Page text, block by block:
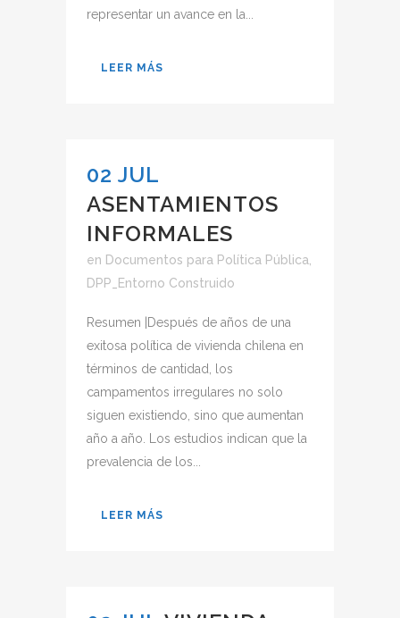
representar un avance en la...
LEER MÁS
02 JUL
ASENTAMIENTOS
INFORMALES
en Documentos para Política Pública
DPP_Entorno Construido
Resumen |Después de años de una
exitosa política de vivienda chilena en
términos de cantidad, los
campamentos irregulares no solo
siguen existiendo, sino que aumentan
año a año. Los estudios indican que la
prevalencia de los...
LEER MÁS